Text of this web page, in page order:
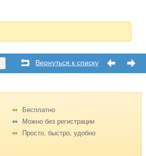
Вернуться к списку
Бесплатно
Можно без регистрации
Просто, быстро, удобно